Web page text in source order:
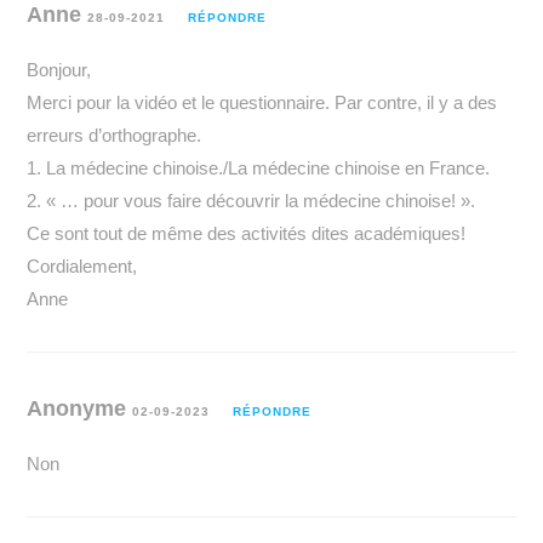
Anne28-09-2021 RÉPONDRE
Bonjour,
Merci pour la vidéo et le questionnaire. Par contre, il y a des
erreurs d’orthographe.
1. La médecine chinoise./La médecine chinoise en France.
2. « … pour vous faire découvrir la médecine chinoise! ».
Ce sont tout de même des activités dites académiques!
Cordialement,
Anne
Anonyme02-09-2023 RÉPONDRE
Non